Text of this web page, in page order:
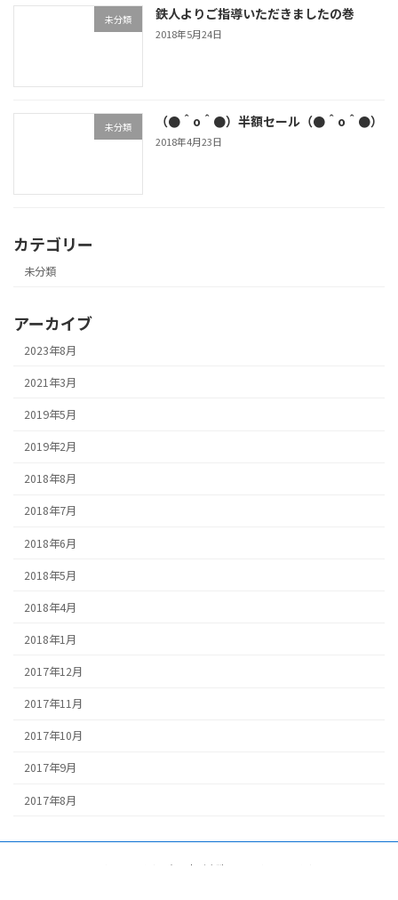
未分類 鉄人よりご指導いただきましたの巻
2018年5月24日
未分類 （●＾o＾●）半額セール（●＾o＾●）
2018年4月23日
カテゴリー
未分類
アーカイブ
2023年8月
2021年3月
2019年5月
2019年2月
2018年8月
2018年7月
2018年6月
2018年5月
2018年4月
2018年1月
2017年12月
2017年11月
2017年10月
2017年9月
2017年8月
Copyright © コインランドリー春日店／玖珠町のコインランドリー All Rights